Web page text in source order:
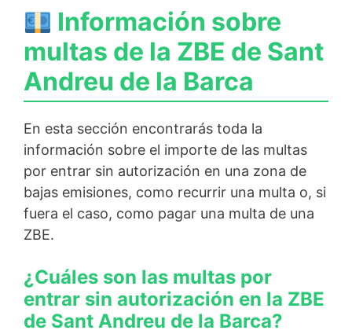
Información sobre
multas de la ZBE de Sant
Andreu de la Barca
En esta sección encontrarás toda la
información sobre el importe de las multas
por entrar sin autorización en una zona de
bajas emisiones, como recurrir una multa o, si
fuera el caso, como pagar una multa de una
ZBE.
¿Cuáles son las multas por
entrar sin autorización en la ZBE
de Sant Andreu de la Barca?